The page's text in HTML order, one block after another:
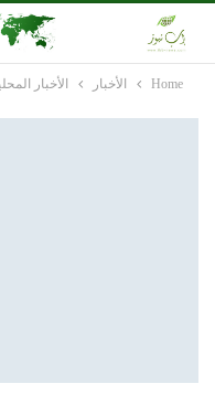
Home الأخبار الأخبار